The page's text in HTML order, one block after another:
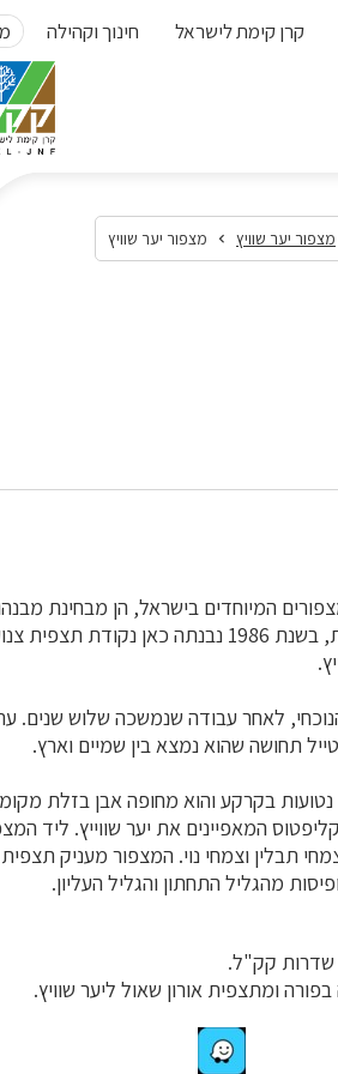
קרן קימת לישראל חינוך וקהילה
מצפור יער שוויץ מצפור יער שוויץ
המיוחדים בישראל, הן מבחינת
הנוף הנשקף ממנו. בראשית, בשנת 1986 נבנתה כאן
המצפור הנוכחי, לאחר עבודה שנמשכה שלוש שנים.
תחושה שהוא נמצא בין שמיים וארץ.
נטועות בקרקע והוא מחופה אבן בזלת
המאפיינים את יער שווייץ. ליד
תבלין וצמחי נוי. המצפור מעניק
מהגליל התחתון והגליל העליון.
שדרות קק"ל.
ומתצפית אורון שאול ליער שוויץ.